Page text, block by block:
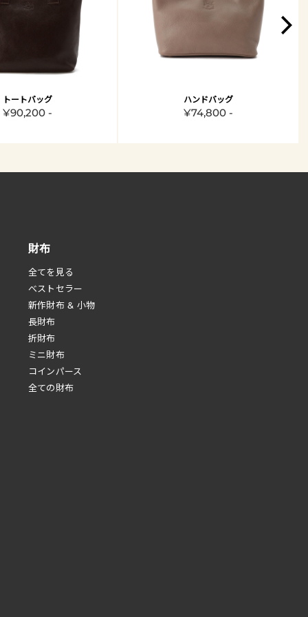
トートバッグ
¥90,200 -
ハンドバッグ
¥74,800 -
財布
全てを見る
べストセラー
新作財布 & 小物
長財布
折財布
ミニ財布
コインパース
全ての財布